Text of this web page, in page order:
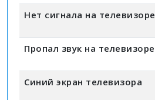
Нет сигнала на телевизоре
Пропал звук на телевизоре
Синий экран телевизора